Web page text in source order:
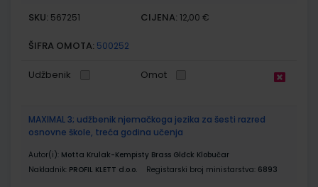
SKU: 567251 CIJENA: 12,00 €
ŠIFRA OMOTA: 500252
Udžbenik Omot
MAXIMAL 3; udžbenik njemačkoga jezika za šesti razred
osnovne škole, treća godina učenja
Autor(i): Motta Krulak-Kempisty Brass Glđck Klobučar
Nakladnik: PROFIL KLETT d.o.o. Registarski broj ministarstva: 6893